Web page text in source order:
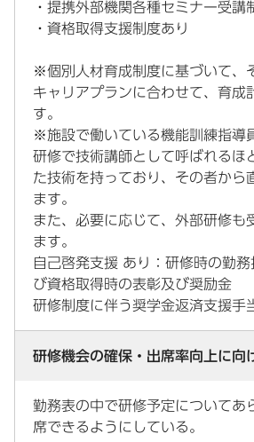
・提携外部機関各種セミナー受講
・資格取得支援制度あり
※個別人材育成制度に基づいて、
キャリアプランに合わせて、育成
す。
※施設で働いている機能訓練指導
研修で技術講師として呼ばれるほ
た技術を持っており、その者から
ます。
また、必要に応じて、外部研修も
ます。
自己啓発支援 あり：研修時の勤
び資格取得時の表彰及び奨励金
研修制度に伴う奨学金返済支援手
研修機会の確保・出席率向上に向
勤務表の中で研修予定についてあ
席できるようにしている。